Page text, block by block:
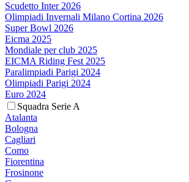
Scudetto Inter 2026
Olimpiadi Invernali Milano Cortina 2026
Super Bowl 2026
Eicma 2025
Mondiale per club 2025
EICMA Riding Fest 2025
Paralimpiadi Parigi 2024
Olimpiadi Parigi 2024
Euro 2024
Squadra Serie A
Atalanta
Bologna
Cagliari
Como
Fiorentina
Frosinone